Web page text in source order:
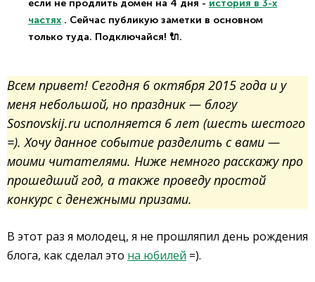
если не продлить домен на 4 дня - история в 3-х
частях . Сейчас публикую заметки в основном
только туда. Подключайся! 🔌.
Всем привет! Сегодня 6 октября 2015 года и у
меня небольшой, но праздник — блогу
Sosnovskij.ru исполняется 6 лет (шесть шестого
=). Хочу данное событие разделить с вами —
моими читателями. Ниже немного расскажу про
прошедший год, а также проведу простой
конкурс с денежными призами.
В этот раз я молодец, я не прошляпил день рождения
блога, как сделал это на юбилей =).